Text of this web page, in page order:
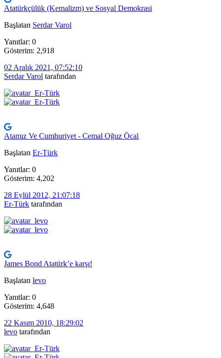
Atatürkçülük (Kemalizm) ve Sosyal Demokrasi
Başlatan Serdar Varol
Yanıtlar: 0
Gösterim: 2,918
02 Aralık 2021, 07:52:10
Serdar Varol tarafından
Atamız Ve Cumhuriyet - Cemal Oğuz Öcal
Başlatan Er-Türk
Yanıtlar: 0
Gösterim: 4,202
28 Eylül 2012, 21:07:18
Er-Türk tarafından
James Bond Atatürk’e karşı!
Başlatan levo
Yanıtlar: 0
Gösterim: 4,648
22 Kasım 2010, 18:29:02
levo tarafından